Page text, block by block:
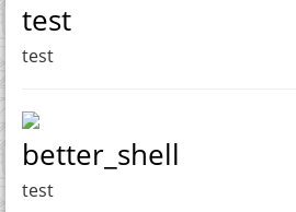
test
test
better_shell
test